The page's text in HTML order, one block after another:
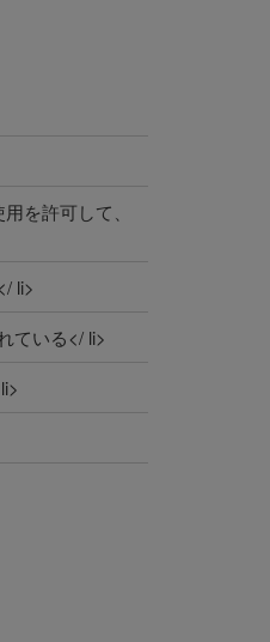
を許可して、
li>
ている</ li>